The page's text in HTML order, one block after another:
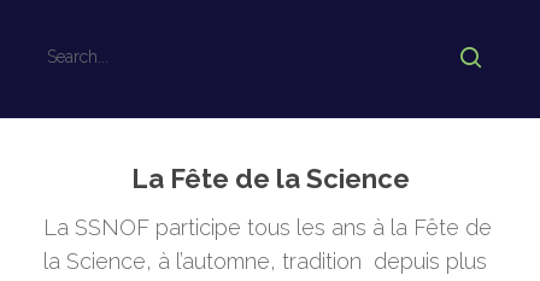
La Fête de la Science
La SSNOF participe tous les ans à la Fête de
la Science, à l’automne, tradition depuis plus